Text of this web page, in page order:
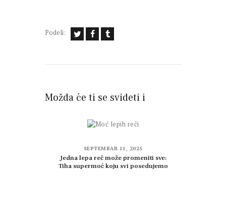
Podeli:
Možda će ti se svideti i
SEPTEMBAR 11, 2025
Jedna lepa reč može promeniti sve:
Tiha supermoć koju svi posedujemo